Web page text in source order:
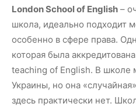
London School of English –
школа, идеально подходит
особенно в сфере права.
которая была
teaching of English. В школе
Украины, но она
здесь практически нет.